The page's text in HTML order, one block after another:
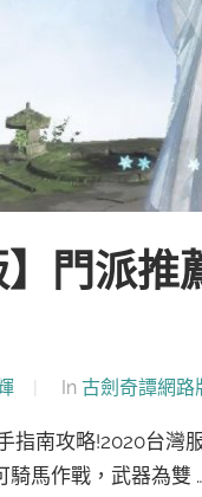
】門派
In 古劍奇譚網路
指南攻略!2020台灣
馬作戰，武器為雙